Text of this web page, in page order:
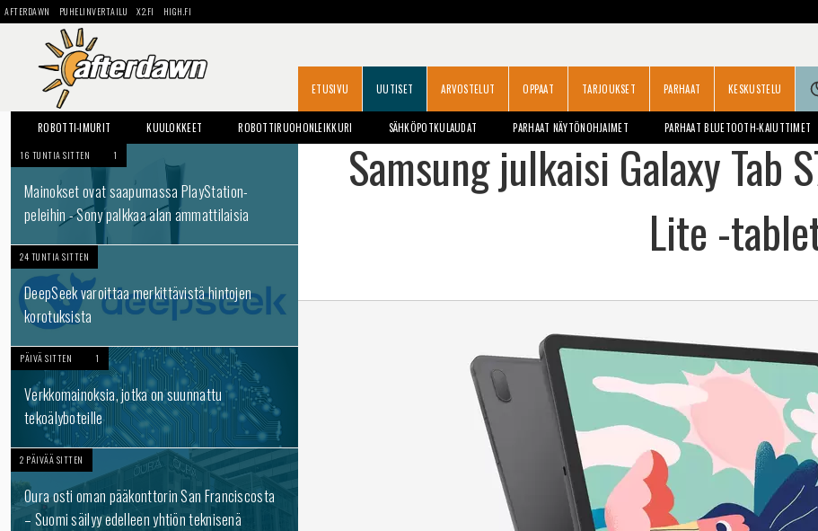
AFTERDAWN PUHELINVERTAILU X2.FI HIGH.FI
ETUSIVU UUTISET ARVOSTELUT OPPAAT TARJOUKSET PARHAAT KESKUSTELU
ROBOTTI-IMURIT KUULOKKEET ROBOTTIRUOHONLEIKKURI SÄHKÖPOTKULAUDAT PARHAAT NÄYTÖNOHJAIMET PARHAAT BLUETOOTH-KAIUTTIMET
16 TUNTIA SITTEN 1
Mainokset ovat saapumassa PlayStation-
peleihin - Sony palkkaa alan ammattilaisia
24 TUNTIA SITTEN
DeepSeek varoittaa merkittävistä hintojen
korotuksista
PÄIVÄ SITTEN 1
Verkkomainoksia, jotka on suunnattu
tekoälyboteille
2 PÄIVÄÄ SITTEN
Oura osti oman pääkonttorin San Franciscosta
– Suomi säilyy edelleen yhtiön teknisenä
Samsung julkaisi Galaxy Tab
Lite -